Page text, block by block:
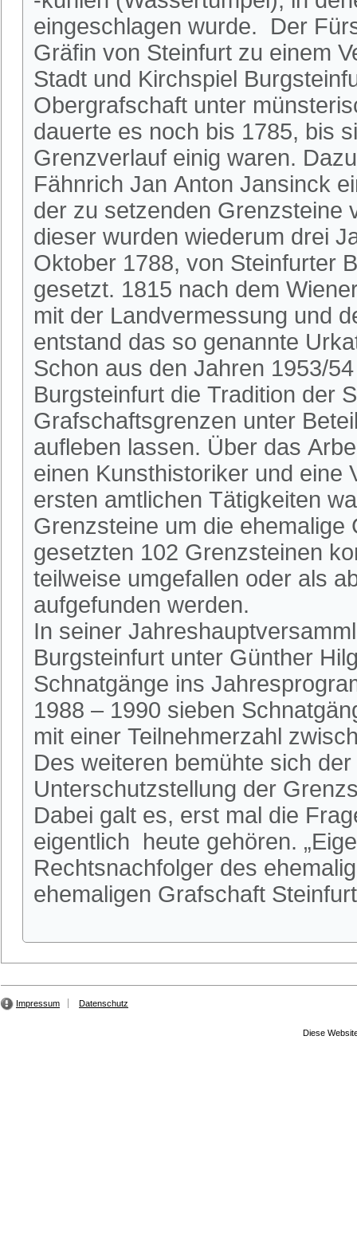
eingeschlagen wurde. Der
Gräfin von Steinfurt zu einem
Stadt und Kirchspiel
Obergrafschaft unter
dauerte es noch bis 1785, bis
Grenzverlauf einig waren.
Fähnrich Jan Anton Jansinck
der zu setzenden Grenzsteine
dieser wurden wiederum drei
Oktober 1788, von Steinfurter
gesetzt. 1815 nach dem
mit der Landvermessung und
entstand das so genannte
Schon aus den Jahren 1953/
Burgsteinfurt die Tradition der
Grafschaftsgrenzen unter
aufleben lassen. Über das
einen Kunsthistoriker und eine
ersten amtlichen Tätigkeiten
Grenzsteine um die
gesetzten 102 Grenzsteinen
teilweise umgefallen oder als
aufgefunden werden.
In seiner
Burgsteinfurt unter Günther
Schnatgänge ins
1988 – 1990 sieben
mit einer Teilnehmerzahl
Des weiteren bemühte sich
Unterschutzstellung der
Dabei galt es, erst mal die
eigentlich heute gehören.
Rechtsnachfolger des
ehemaligen Grafschaft
Impressum Datenschutz
Diese